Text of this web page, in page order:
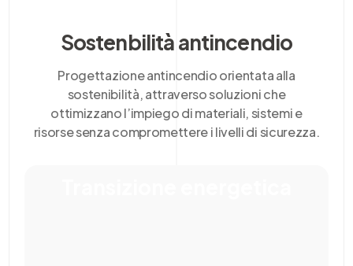
Sostenbilità antincendio
Progettazione antincendio orientata alla
sostenibilità, attraverso soluzioni che
ottimizzano l’impiego di materiali, sistemi e
risorse senza compromettere i livelli di sicurezza.